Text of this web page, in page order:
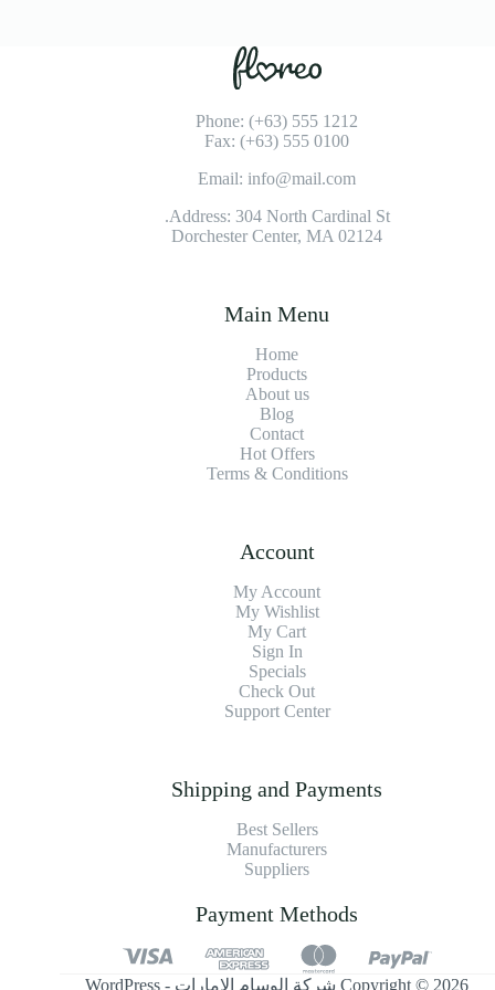
Phone: (+63) 555 1212
Fax: (+63) 555 0100
Email: info@mail.com
Address: 304 North Cardinal St.
Dorchester Center, MA 02124
Main Menu
Home
Products
About us
Blog
Contact
Hot Offers
Terms & Conditions
Account
My Account
My Wishlist
My Cart
Sign In
Specials
Check Out
Support Center
Shipping and Payments
Best Sellers
Manufacturers
Suppliers
Payment Methods
Copyright © 2026 شركة الوسام الإمارات - WordPress